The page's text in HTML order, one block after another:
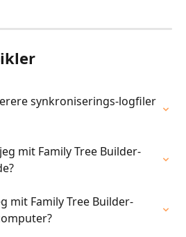
synkroniserings-logfiler
mit Family Tree Builder-
mit Family Tree Builder-